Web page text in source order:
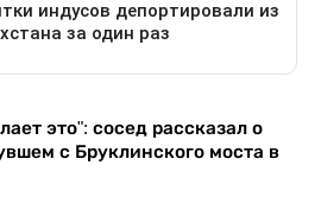
это": сосед рассказал о
с Бруклинского моста в